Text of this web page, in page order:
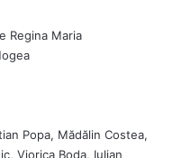
Regina Maria
Popa, Mădălin Costea,
Viorica Boda, Iulian